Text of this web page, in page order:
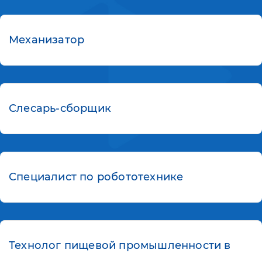
Механизатор
Слесарь-сборщик
Специалист по робототехнике
Технолог пищевой промышленности в